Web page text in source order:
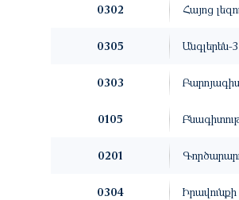
0302 Հայոց
0305 Անգլերեն-3
0303
0105
0201
0304 Իրավունքի